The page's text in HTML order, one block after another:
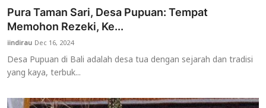
Kisah
Usadha
Indonesia
Pura Taman Sari, Desa Pupuan: Tempat
Memohon Rezeki, Ke...
iindirau Dec 16, 2024
Desa Pupuan di Bali adalah desa tua dengan sejarah dan tradisi
yang kaya, terbuk...